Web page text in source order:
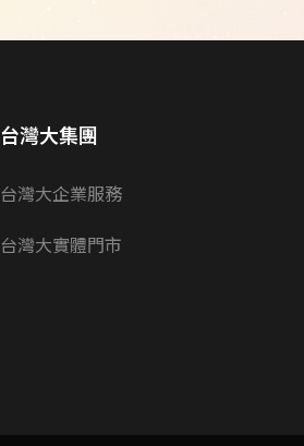
台灣大集團
台灣大企業服務
台灣大實體門市